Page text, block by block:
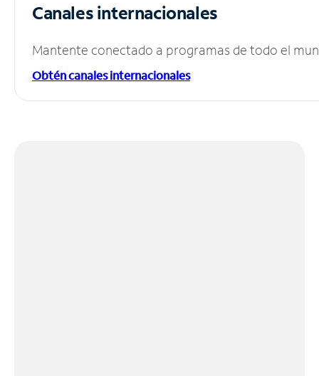
Canales internacionales
Mantente conectado a programas de todo el
Obtén canales internacionales